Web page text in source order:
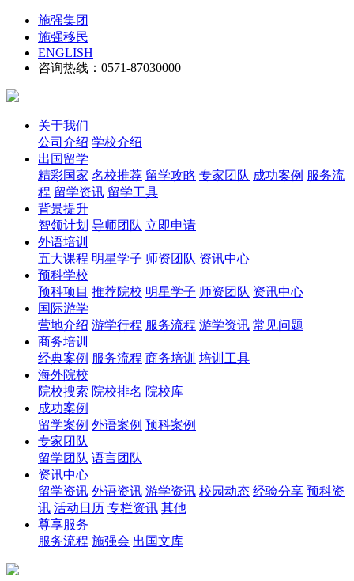
施强集团
施强移民
ENGLISH
咨询热线：0571-87030000
关于我们
公司介绍 学校介绍
出国留学
精彩国家 名校推荐 留学攻略 专家团队 成功案例 服务流
程 留学资讯 留学工具
背景提升
智领计划 导师团队 立即申请
外语培训
五大课程 明星学子 师资团队 资讯中心
预科学校
预科项目 推荐院校 明星学子 师资团队 资讯中心
国际游学
营地介绍 游学行程 服务流程 游学资讯 常见问题
商务培训
经典案例 服务流程 商务培训 培训工具
海外院校
院校搜索 院校排名 院校库
成功案例
留学案例 外语案例 预科案例
专家团队
留学团队 语言团队
资讯中心
留学资讯 外语资讯 游学资讯 校园动态 经验分享 预科资
讯 活动日历 专栏资讯 其他
尊享服务
服务流程 施强会 出国文库